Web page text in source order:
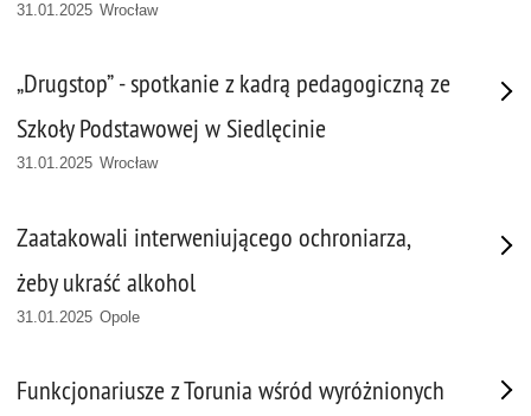
31.01.2025 Wrocław
„Drugstop” - spotkanie z kadrą pedagogiczną ze
Szkoły Podstawowej w Siedlęcinie
31.01.2025 Wrocław
Zaatakowali interweniującego ochroniarza,
żeby ukraść alkohol
31.01.2025 Opole
Funkcjonariusze z Torunia wśród wyróżnionych